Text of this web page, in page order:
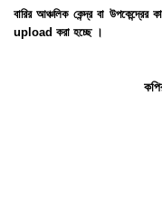
বারির আঞ্চলিক কেন্দ্র বা
upload করা হচ্ছে ।